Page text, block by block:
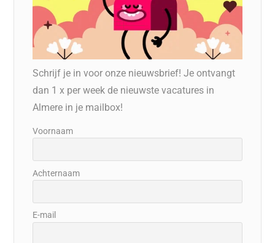
Schrijf je in voor onze nieuwsbrief! Je ontvangt
dan 1 x per week de nieuwste vacatures in
Almere in je mailbox!
Voornaam
Achternaam
E-mail